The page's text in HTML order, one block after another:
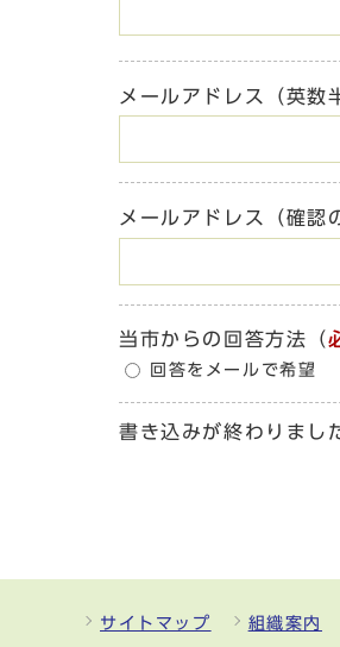
メールアドレス（英数
メールアドレス（確認
当市からの回答方法 （
回答をメールで希望
書き込みが終わりまし
サイトマップ 組織案内